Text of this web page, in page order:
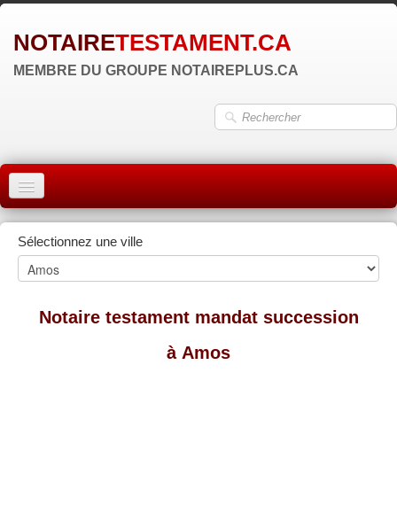
NOTAIRETESTAMENT.CA
MEMBRE DU GROUPE NOTAIREPLUS.CA
ACCUEIL
MONTRÉAL
QUÉBEC
LAVAL
Sélectionnez une ville
Notaire testament mandat succession
à Amos